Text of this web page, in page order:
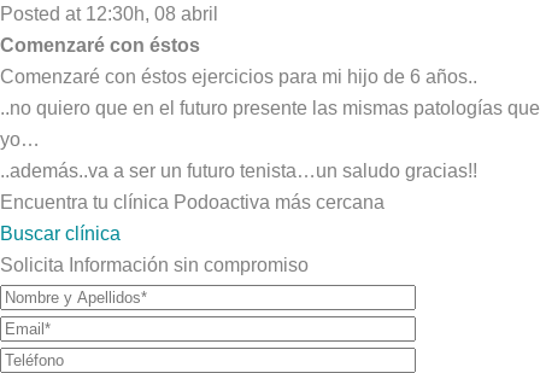
Posted at 12:30h, 08 abril
Comenzaré con éstos
Comenzaré con éstos ejercicios para mi hijo de 6 años..
..no quiero que en el futuro presente las mismas patologías que
yo…
..además..va a ser un futuro tenista…un saludo gracias!!
Encuentra tu clínica Podoactiva más cercana
Buscar clínica
Solicita Información sin compromiso